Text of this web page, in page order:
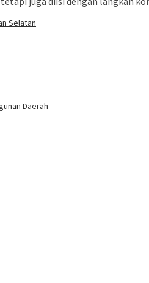
Selatan
Daerah